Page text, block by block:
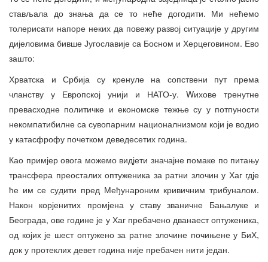
стављала до знања да се то неће догодити. Ми нећемо
толерисати напоре неких да повежу развој ситуације у другим
дијеловима бивше Југославије са Босном и Херцеговином. Ево
зашто:
Хрватска и Србија су кренуле на сопствени пут према
чланству у Европској унији и НАТО-у. Wихове тренутне
превасходне политичке и економске тежње су у потпуности
некомпатибилне са сувопарним националнизмом који је водио
у катасфрофу почетком деведесетих година.
Као примјер овога можемо видјети значајне помаке по питању
трансфера преосталих оптуженика за ратни злочин у Хаг гдје
ће им се судити пред Међунароним кривичним трибуналом.
Након корјенитих промјена у ставу званичне Бањалуке и
Београда, ове године је у Хаг пребачено дванаест оптуженика,
од којих је шест оптужено за ратне злочине почињене у БиХ,
док у протеклих девет година није пребачен нити један.